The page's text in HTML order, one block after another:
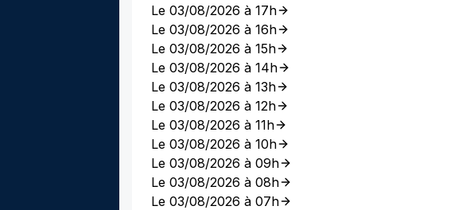
Le 03/08/2026 à 17h
Le 03/08/2026 à 16h
Le 03/08/2026 à 15h
Le 03/08/2026 à 14h
Le 03/08/2026 à 13h
Le 03/08/2026 à 12h
Le 03/08/2026 à 11h
Le 03/08/2026 à 10h
Le 03/08/2026 à 09h
Le 03/08/2026 à 08h
Le 03/08/2026 à 07h